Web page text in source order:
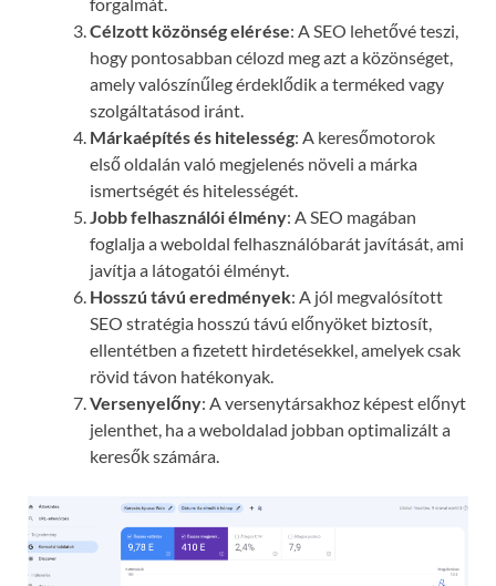
forgalmát.
Célzott közönség elérése: A SEO lehetővé teszi,
hogy pontosabban célozd meg azt a közönséget,
amely valószínűleg érdeklődik a terméked vagy
szolgáltatásod iránt.
Márkaépítés és hitelesség: A keresőmotorok
első oldalán való megjelenés növeli a márka
ismertségét és hitelességét.
Jobb felhasználói élmény: A SEO magában
foglalja a weboldal felhasználóbarát javítását, ami
javítja a látogatói élményt.
Hosszú távú eredmények: A jól megvalósított
SEO stratégia hosszú távú előnyöket biztosít,
ellentétben a fizetett hirdetésekkel, amelyek csak
rövid távon hatékonyak.
Versenyelőny: A versenytársakhoz képest előnyt
jelenthet, ha a weboldalad jobban optimalizált a
keresők számára.